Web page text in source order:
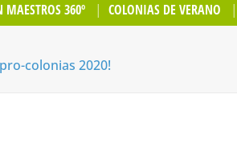
360º COLONIAS DE VERANO
colonias 2020!